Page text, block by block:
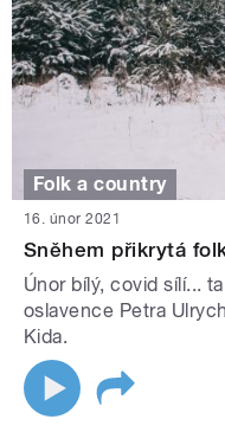
Folk a country
16. únor 2021
Sněhem přikrytá
Únor bílý, covid sílí...
oslavence Petra
Kida.